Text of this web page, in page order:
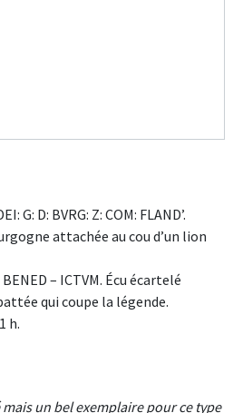
G: D: BVRG: Z: COM: FLAND’.
attachée au cou d’un lion
– ICTVM. Écu écartelé
qui coupe la légende.
h.
un bel exemplaire pour ce type